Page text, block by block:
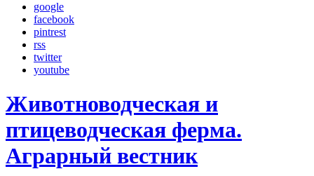
google
facebook
pintrest
rss
twitter
youtube
Животноводческая и
птицеводческая ферма.
Аграрный вестник